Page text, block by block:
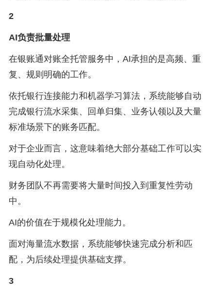
2
AI负责批量处理
在银账通对账全托管服务中，AI承担的是高频、重
复、规则明确的工作。
依托银行连接能力和机器学习算法，系统能够自动
完成银行流水采集、回单归集、业务认领以及大量
标准场景下的账务匹配。
对于企业而言，这意味着绝大部分基础工作可以实
现自动化处理。
财务团队不再需要将大量时间投入到重复性劳动
中。
AI的价值在于规模化处理能力。
面对海量流水数据，系统能够快速完成分析和匹
配，为后续处理提供基础支撑。
3